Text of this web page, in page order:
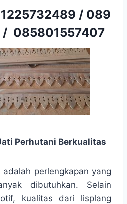
/ 089
/ 085801557407
Perhutani Berkualitas
perlengkapan yang
dibutuhkan. Selain
kualitas dari lisplang